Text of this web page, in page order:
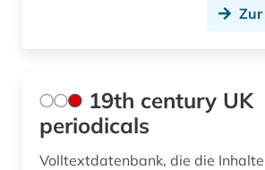
auktionskatalog (1)
19th century UK
periodicals
Volltextdatenbank, die die